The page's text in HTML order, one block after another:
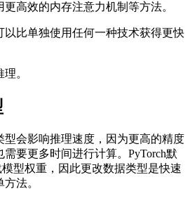
高效的内存注意力机制等方法。
以比单独使用任何一种技术获得更快
。
型会影响推理速度，因为更高的精度
要更多时间进行计算。PyTorch默
型权重，因此更改数据类型是快速
法。